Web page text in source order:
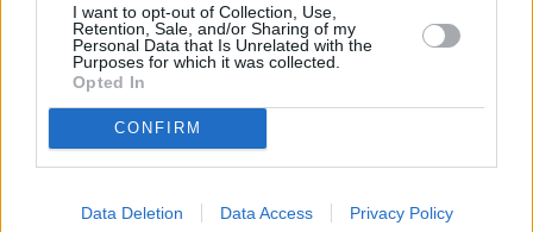
I want to opt-out of Collection, Use,
Retention, Sale, and/or Sharing of my
Personal Data that Is Unrelated with the
Purposes for which it was collected.
Opted In
CONFIRM
Data Deletion Data Access Privacy Policy
FacebookTwitter PinterestLinkedInTumblr Telegram
PREVIOUS ARTICLE
την ισορροπία δυνάμεων στο